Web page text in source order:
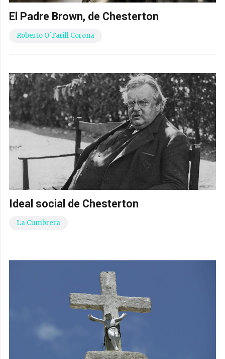
El Padre Brown, de Chesterton
Roberto O´Farill Corona
Ideal social de Chesterton
La Cumbrera